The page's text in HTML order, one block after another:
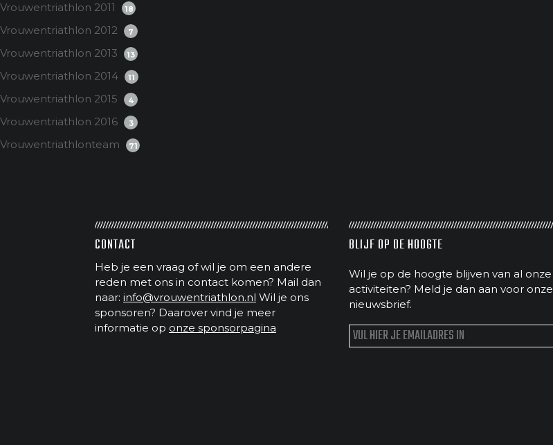
Vrouwentriathlon 2011 18
Vrouwentriathlon 2012 7
Vrouwentriathlon 2013 13
Vrouwentriathlon 2014 11
Vrouwentriathlon 2015 4
Vrouwentriathlon 2016 3
Vrouwentriathlonteam 71
CONTACT
Heb je een vraag of wil je om een andere
reden met ons in contact komen? Mail dan
naar: info@vrouwentriathlon.nl Wil je ons
sponsoren? Daarover vind je meer
informatie op onze sponsorpagina
BLIJF OP DE HOOGTE
Wil je op de hoogte blijven van al onze
activiteiten? Meld je dan aan voor onze
nieuwsbrief.